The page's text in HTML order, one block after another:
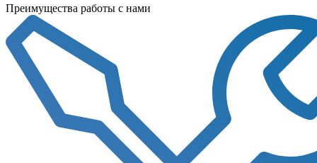
Преимущества работы с нами